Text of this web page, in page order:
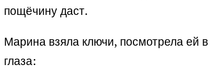
пощёчину даст.
Марина взяла ключи, посмотрела ей в
глаза: